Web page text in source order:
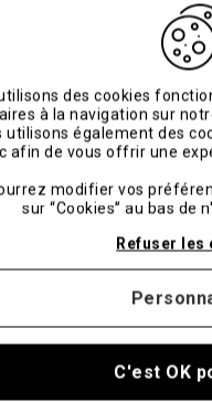
des cookies
à la navigation sur
utilisons également des
afin de vous offrir une
modifier vos
sur “Cookies” au bas de
C'est OK
Refuser les